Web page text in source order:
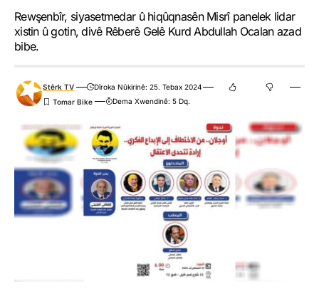
Rewşenbîr, siyasetmedar û hiqûqnasên Misrî panelek lidar
xistin û gotin, divê Rêberê Gelê Kurd Abdullah Ocalan azad
bibe.
Stêrk TV
Dîroka Nûkirinê: 25. Tebax 2024
Dema Xwendinê: 5 Dq.